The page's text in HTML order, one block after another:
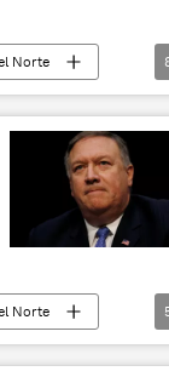
Norte
Norte